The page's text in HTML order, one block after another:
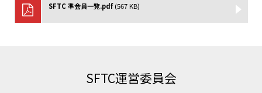
https://www.jsaf.or.jp/fun/
https://www.shinkyokushinkai.co.jp/
https://www.jva.or.jp/
SFTC 準会員一覧.pdf(567 KB)
SFTC運営委員会